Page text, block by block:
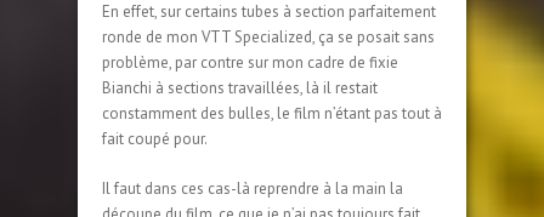
En effet, sur certains tubes à section parfaitement
ronde de mon VTT Specialized, ça se posait sans
problème, par contre sur mon cadre de fixie
Bianchi à sections travaillées, là il restait
constamment des bulles, le film n’étant pas tout à
fait coupé pour.
Il faut dans ces cas-là reprendre à la main la